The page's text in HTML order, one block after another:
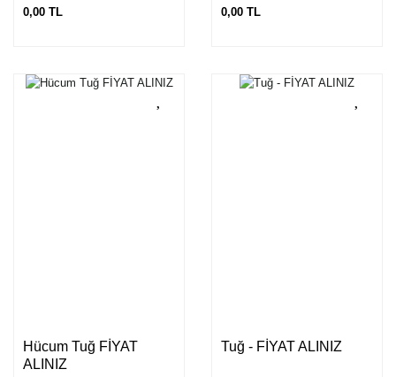
0,00 TL 0,00 TL
Hücum Tuğ FİYAT
ALINIZ
Tuğ - FİYAT ALINIZ